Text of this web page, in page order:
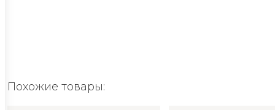
Похожие товары: